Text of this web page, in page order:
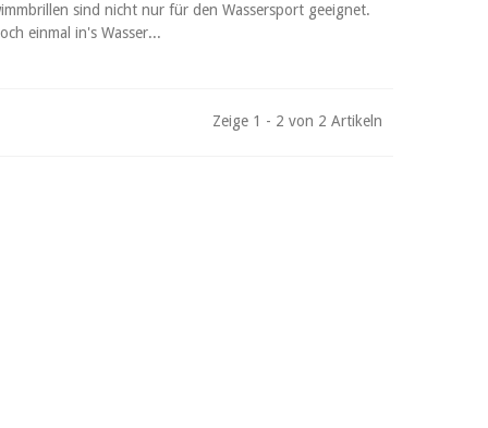
sind nicht nur für den Wassersport geeignet.
einmal in's Wasser...
Zeige 1 - 2 von 2 Artikeln